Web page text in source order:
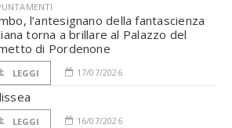
l’antesignano della fantascienza
torna a brillare al Palazzo del
di Pordenone
LEGGI 17/07/2026
LEGGI 16/07/2026